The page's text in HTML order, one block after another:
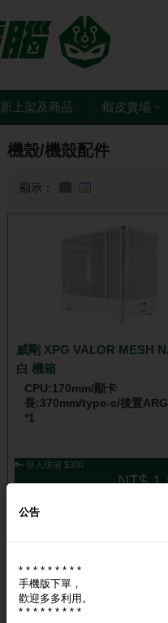
新上架及商品 蝦皮賣場
機殼/機殼配件
顯示：
威剛 XPG VALOR MESH
白 機箱
CPU:170mm/顯卡
長:370mm/type-c/後置
*1
🔑 登入現省 $300
NT$
公告
* * * * * * * * *
手機版下單，
歡迎多多利用。
* * * * * * * * *